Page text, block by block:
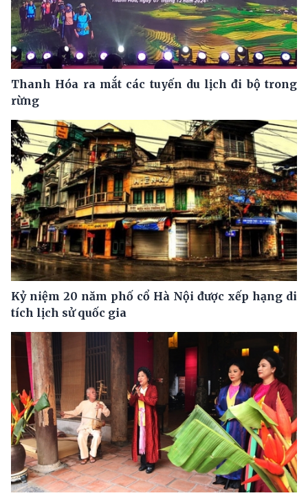
Thanh Hóa ra mắt các tuyến du lịch đi bộ trong
rừng
Kỷ niệm 20 năm phố cổ Hà Nội được xếp hạng di
tích lịch sử quốc gia